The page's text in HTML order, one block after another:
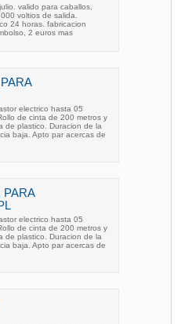
valido para caballos,
voltios de salida.
24 horas. fabricacion
2 euros mas
electrico hasta 05
de cinta de 200 metros y
de plastico. Duracion de la
baja. Apto par acercas de
PARA
electrico hasta 05
de cinta de 200 metros y
de plastico. Duracion de la
baja. Apto par acercas de